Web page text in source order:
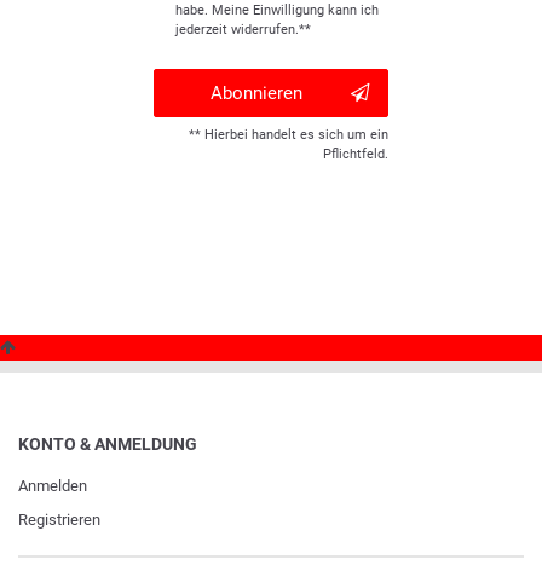
habe. Meine Einwilligung kann ich
jederzeit widerrufen.**
Abonnieren
** Hierbei handelt es sich um ein
Pflichtfeld.
KONTO & ANMELDUNG
Anmelden
Registrieren